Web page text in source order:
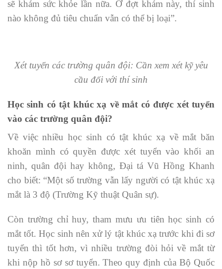
sẽ khám sức khỏe lần nữa. Ở đợt khám này, thí sinh
nào không đủ tiêu chuẩn vẫn có thể bị loại”.
Xét tuyển các trường quân đội: Cần xem xét kỹ yêu
cầu đối với thí sinh
Học sinh có tật khúc xạ về mắt có được xét tuyển
vào các trường quân đội?
Về việc nhiều học sinh có tật khúc xạ về mắt băn
khoăn mình có quyền được xét tuyển vào khối an
ninh, quân đội hay không, Đại tá Vũ Hồng Khanh
cho biết: “Một số trường vẫn lấy người có tật khúc xạ
mắt là 3 độ (Trường Kỹ thuật Quân sự).
Còn trường chỉ huy, tham mưu ưu tiên học sinh có
mắt tốt. Học sinh nên xử lý tật khúc xạ trước khi đi sơ
tuyển thì tốt hơn, vì nhiều trường đòi hỏi về mắt từ
khi nộp hồ sơ sơ tuyển. Theo quy định của Bộ Quốc